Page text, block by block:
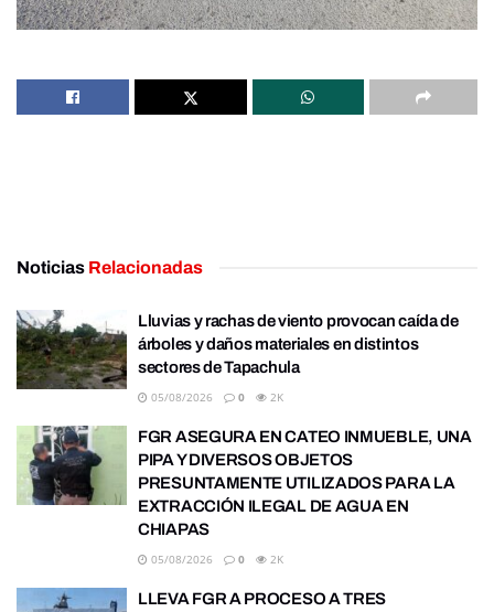
Noticias Relacionadas
Lluvias y rachas de viento provocan caída de
árboles y daños materiales en distintos
sectores de Tapachula
05/08/2026 0 2K
FGR ASEGURA EN CATEO INMUEBLE, UNA
PIPA Y DIVERSOS OBJETOS
PRESUNTAMENTE UTILIZADOS PARA LA
EXTRACCIÓN ILEGAL DE AGUA EN
CHIAPAS
05/08/2026 0 2K
LLEVA FGR A PROCESO A TRES